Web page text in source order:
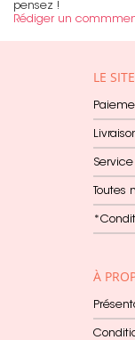
pensez !
Rédiger un
LE SITE
Toutes
À